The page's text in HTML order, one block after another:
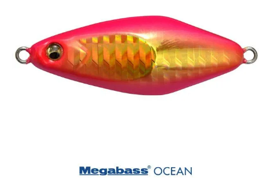
PREMIUM オンライン限定
FRESH WATER